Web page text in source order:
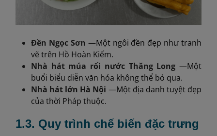
Đền Ngọc Sơn —Một ngôi đền đẹp như tranh
vẽ trên Hồ Hoàn Kiếm.
Nhà hát múa rối nước Thăng Long —Một
buổi biểu diễn văn hóa không thể bỏ qua.
Nhà hát lớn Hà Nội —Một địa danh tuyệt đẹp
của thời Pháp thuộc.
1.3. Quy trình chế biến đặc trưng